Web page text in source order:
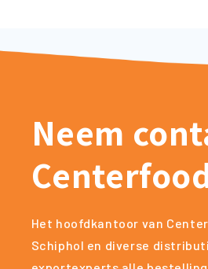
Neem
Het hoofdkantoor van
Schiphol en diverse